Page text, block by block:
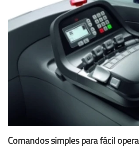
Comandos simples para fácil